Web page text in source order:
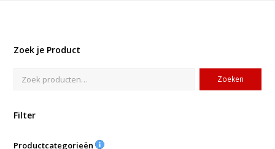
Zoek je Product
Zoeken
Filter
Productcategorieën